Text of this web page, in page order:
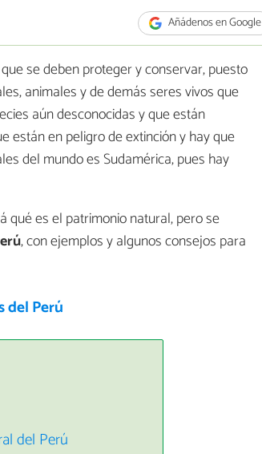
Añádenos en Google
se deben proteger y conservar, puesto
animales y de demás seres vivos que
aún desconocidas y que están
están en peligro de extinción y hay que
del mundo es Sudamérica, pues hay
qué es el patrimonio natural, pero se
, con ejemplos y algunos consejos para
del Perú
del Perú